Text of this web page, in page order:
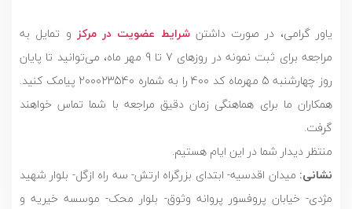
یاور گرامی، در صورت داشتنشرایط عضویت در مرکز و تمایل به
مراجعه برای ثبت نمونه در روزهای 7 تا 9 مهر ماه، می‌توانید تا پایان
روز چهارشنبه 5 مهرماه کد 400 را به شماره 200023540 پیامک کنید.
همکاران ما برای هماهنگی زمان دقیق مراجعه با شما تماس خواهند
گرفت.
منتظر دیدار شما در این ایام هستیم.
نشانی: میدان اقدسیه- ابتدای بزرگراه ارتش- سه راه ازگل- بلوار شهید
مژدی- خیابان پروفسور پروانه وثوق- بلوار محک- موسسه خیریه و